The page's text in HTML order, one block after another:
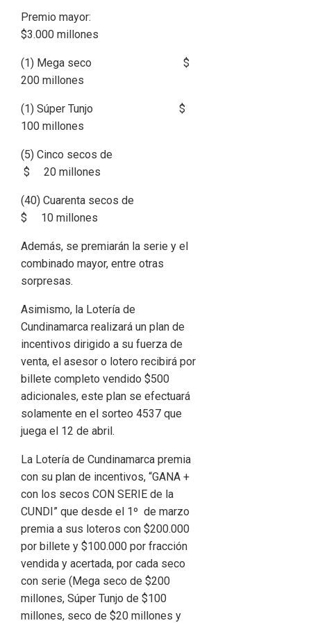
Premio mayor:
$3.000 millones
(1) Mega seco $
200 millones
(1) Súper Tunjo $
100 millones
(5) Cinco secos de
$ 20 millones
(40) Cuarenta secos de
$ 10 millones
Además, se premiarán la serie y el
combinado mayor, entre otras
sorpresas.
Asimismo, la Lotería de
Cundinamarca realizará un plan de
incentivos dirigido a su fuerza de
venta, el asesor o lotero recibirá por
billete completo vendido $500
adicionales, este plan se efectuará
solamente en el sorteo 4537 que
juega el 12 de abril.
La Lotería de Cundinamarca premia
con su plan de incentivos, “GANA +
con los secos CON SERIE de la
CUNDI” que desde el 1º de marzo
premia a sus loteros con $200.000
por billete y $100.000 por fracción
vendida y acertada, por cada seco
con serie (Mega seco de $200
millones, Súper Tunjo de $100
millones, seco de $20 millones y